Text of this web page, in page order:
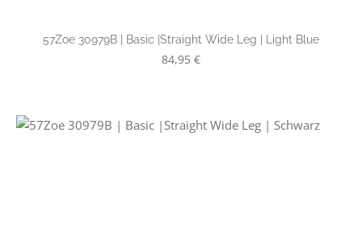
57Zoe 30979B | Basic |Straight Wide Leg | Light Blue
Regulärer Preis:
84,95 €